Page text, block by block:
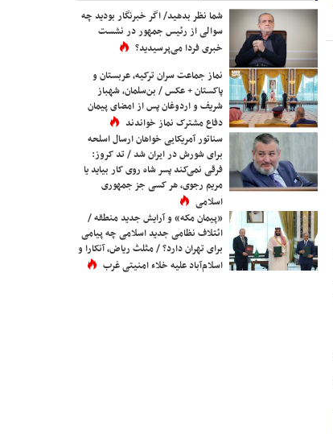
شما نظر بدهید/ اگر خبرنگار بودید چه
سوالی از رئیس جمهور در نشست
خبری فردا می‌پرسیدید؟
نماز جماعت سران ترکیه، عربستان و
پاکستان + عکس / بن‌سلمان، شهباز
شریف و اردوغان پس از امضای پیمان
دفاع مشترک نماز خواندند
سناتور آمریکایی خواهان ارسال اسلحه
برای شورش در ایران شد / تد کروز:
فرقی نمی‌کند پسر شاه روی کار بیاید یا
مریم رجوی، هر کسی جز جمهوری
اسلامی
«پیمان مکه» و آرایش جدید منطقه /
ائتلاف نظامی جدید اسلامی چه پیامی
برای تهران دارد؟ / مثلث ریاض، آنکارا و
اسلام‌آباد علیه خلاء امنیتی غرب